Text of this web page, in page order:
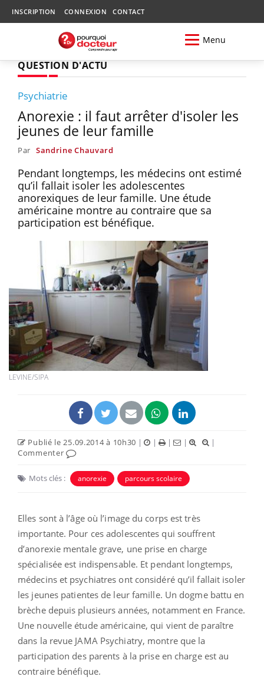
INSCRIPTION CONNEXION CONTACT
Menu
QUESTION D'ACTU
Psychiatrie
Anorexie : il faut arrêter d'isoler les
jeunes de leur famille
Par Sandrine Chauvard
Pendant longtemps, les médecins ont estimé
qu’il fallait isoler les adolescentes
anorexiques de leur famille. Une étude
américaine montre au contraire que sa
participation est bénéfique.
LEVINE/SIPA
Publié le 25.09.2014 à 10h30 | | | |
|
Commenter
Mots clés : anorexie parcours scolaire
Elles sont à l’âge où l’image du corps est très
importante. Pour ces adolescentes qui souffrent
d’anorexie mentale grave, une prise en charge
spécialisée est indispensable. Et pendant longtemps,
médecins et psychiatres ont considéré qu’il fallait isoler
les jeunes patientes de leur famille. Un dogme battu en
brèche depuis plusieurs années, notamment en France.
Une nouvelle étude américaine, qui vient de paraître
dans la revue JAMA Psychiatry, montre que la
participation des parents à la prise en charge est au
contraire bénéfique.